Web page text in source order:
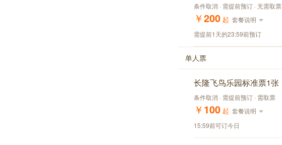
条件取消 · 需提前预订 · 无需取票
￥200 起 套餐说明
需提前1天的23:59前预订
单人票
长隆飞鸟乐园标准票1张
条件取消 · 需提前预订 · 需取票
￥100 起 套餐说明
15:59前可订今日